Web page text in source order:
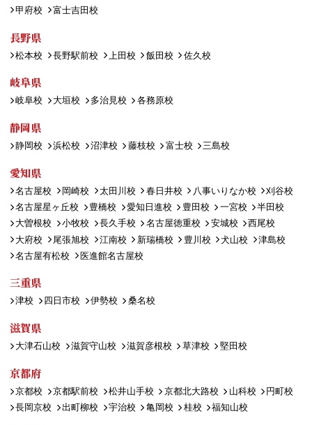
甲府校 富士吉田校
長野県
松本校 長野駅前校 上田校 飯田校 佐久校
岐阜県
岐阜校 大垣校 多治見校 各務原校
静岡県
静岡校 浜松校 沼津校 藤枝校 富士校 三島校
愛知県
名古屋校 岡崎校 太田川校 春日井校 八事いりなか校
刈谷校
名古屋星ヶ丘校
豊橋校 愛知日進校 豊田校 一宮校
半田校
大曽根校
小牧校 長久手校 名古屋徳重校 安城校
西尾校
大府校
尾張旭校 江南校 新瑞橋校 豊川校 犬山校
津島校
名古屋有松校
医進館名古屋校
三重県
津校 四日市校 伊勢校 桑名校
滋賀県
大津石山校 滋賀守山校 滋賀彦根校 草津校 堅田校
京都府
京都校 京都駅前校 松井山手校 京都北大路校 山科校
円町校
長岡京校
出町柳校 宇治校 亀岡校 桂校 福知山校